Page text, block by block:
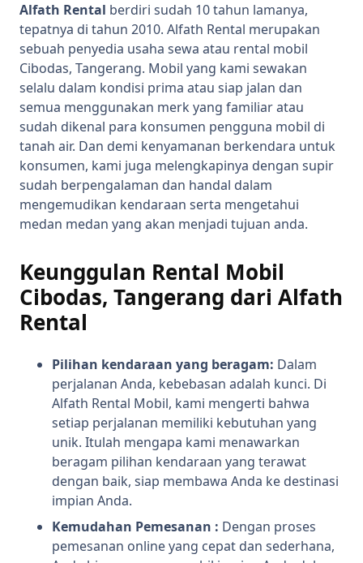
Alfath Rental berdiri sudah 10 tahun lamanya,
tepatnya di tahun 2010. Alfath Rental merupakan
sebuah penyedia usaha sewa atau rental mobil
Cibodas, Tangerang. Mobil yang kami sewakan
selalu dalam kondisi prima atau siap jalan dan
semua menggunakan merk yang familiar atau
sudah dikenal para konsumen pengguna mobil di
tanah air. Dan demi kenyamanan berkendara untuk
konsumen, kami juga melengkapinya dengan supir
sudah berpengalaman dan handal dalam
mengemudikan kendaraan serta mengetahui
medan medan yang akan menjadi tujuan anda.
Keunggulan Rental Mobil
Cibodas, Tangerang dari Alfath
Rental
Pilihan kendaraan yang beragam: Dalam
perjalanan Anda, kebebasan adalah kunci. Di
Alfath Rental Mobil, kami mengerti bahwa
setiap perjalanan memiliki kebutuhan yang
unik. Itulah mengapa kami menawarkan
beragam pilihan kendaraan yang terawat
dengan baik, siap membawa Anda ke destinasi
impian Anda.
Kemudahan Pemesanan : Dengan proses
pemesanan online yang cepat dan sederhana,